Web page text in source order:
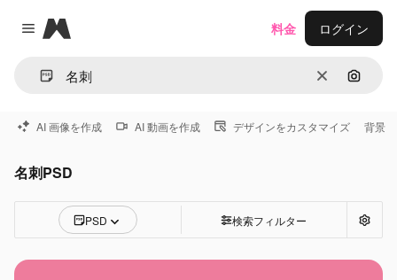
Close menu
Magnific
消去 画像で
料金 ログイン
AI 画像を作成 AI 動画を作成 デザインをカスタマイズ 背景
名刺PSD
PSD 検索フィルター